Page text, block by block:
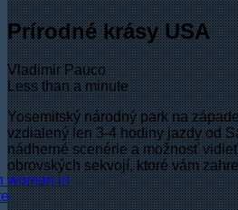
Prírodné krásy USA
Vladimir Pauco
Less than a minute
Yosemitský národný park na
vzdialený len 3-4 hodiny jazdy od
nádherné scenérie a možnosť
obrovských sekvojí, ktoré vám